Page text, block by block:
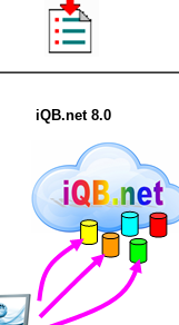
iQB.net 8.0